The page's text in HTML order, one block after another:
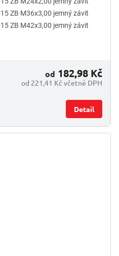
ZB M36x3,00 jemný závit
ZB M42x3,00 jemný závit
od 221,41 Kč včetně DPH
od 182,98 Kč
Detail